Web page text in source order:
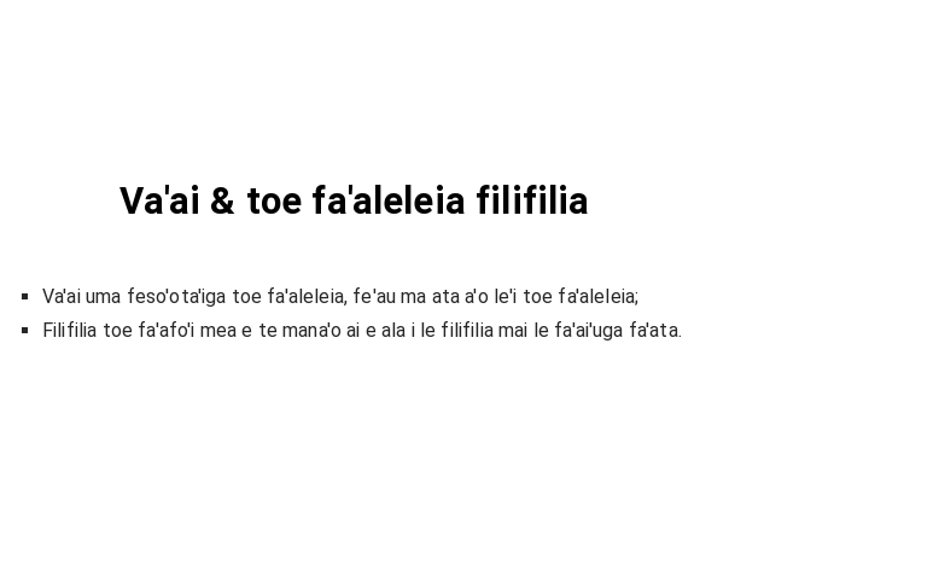
Va'ai & toe fa'aleleia filifilia
Va'ai uma feso'ota'iga toe fa'aleleia, fe'au ma ata a'o le'i toe fa'aleleia;
Filifilia toe fa'afo'i mea e te mana'o ai e ala i le filifilia mai le fa'ai'uga fa'ata.